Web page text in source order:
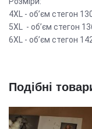
4XL - об’єм стегон
5XL - об’єм стегон
6XL - об’єм стегон
Подібні